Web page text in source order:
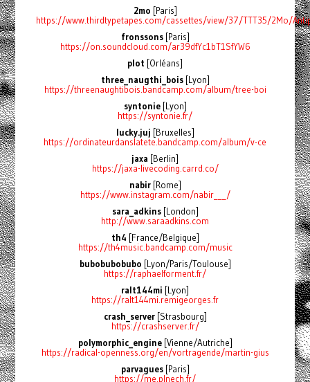
2mo [Paris]
https://www.thirdtypetapes.com/cassettes/view/37/TTT35/2Mo/
fronssons[Paris]
https://on.soundcloud.com/ar39dfYc1bT1SfYW6
plot [Orléans]
three_naugthi_bois[Lyon]
https://threenaughtibois.bandcamp.com/album/tree-boi
syntonie[Lyon]
https://syntonie.fr/
lucky.juj [Bruxelles]
https://ordinateurdanslatete.bandcamp.com/album/v-ce
jaxa [Berlin]
https://jaxa-livecoding.carrd.co/
nabir[Rome]
https://www.instagram.com/nabir___/
sara_adkins[London]
http://www.saraadkins.com
th4 [France/Belgique]
https://th4music.bandcamp.com/music
bubobubobubo [Lyon/Paris/Toulouse]
https://raphaelforment.fr/
ralt144mi [Lyon]
https://ralt144mi.remigeorges.fr
crash_server[Strasbourg]
https://crashserver.fr/
polymorphic_engine[Vienne/Autriche]
https://radical-openness.org/en/vortragende/martin-gius
parvagues[Paris]
https://me.plnech.fr/